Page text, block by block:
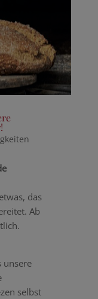
das
Ab
unsere
selbst